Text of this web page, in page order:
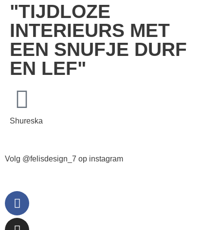
"TIJDLOZE
INTERIEURS MET
EEN SNUFJE DURF
EN LEF"
Shureska
Volg @felisdesign_7 op instagram